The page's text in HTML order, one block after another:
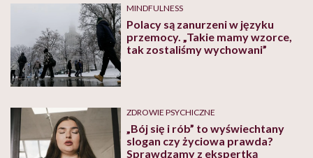
MINDFULNESS
Polacy są zanurzeni w języku
przemocy. „Takie mamy wzorce,
tak zostaliśmy wychowani”
ZDROWIE PSYCHICZNE
„Bój się i rób” to wyświechtany
slogan czy życiowa prawda?
Sprawdzamy z ekspertką